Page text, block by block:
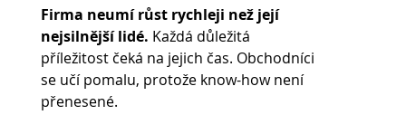
Firma neumí růst rychleji než její
nejsilnější lidé. Každá důležitá
příležitost čeká na jejich čas. Obchodníci
se učí pomalu, protože know-how není
přenesené.